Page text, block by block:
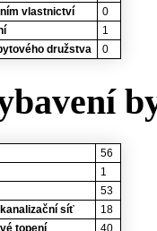
vlastnictví
0
1
družstva
0
56
1
53
síť
18